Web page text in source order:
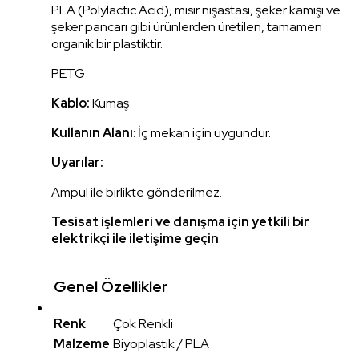
PLA (Polylactic Acid), mısır nişastası, şeker kamışı ve
şeker pancarı gibi ürünlerden üretilen, tamamen
organik bir plastiktir.
PETG
Kablo:Kumaş
Kullanın Alanı: İç mekan için uygundur.
Uyarılar:
Ampul ile birlikte gönderilmez.
Tesisat işlemleri ve danışma için yetkili bir
elektrikçi ile iletişime geçin.
Genel Özellikler
Renk
Çok Renkli
Malzeme Biyoplastik / PLA